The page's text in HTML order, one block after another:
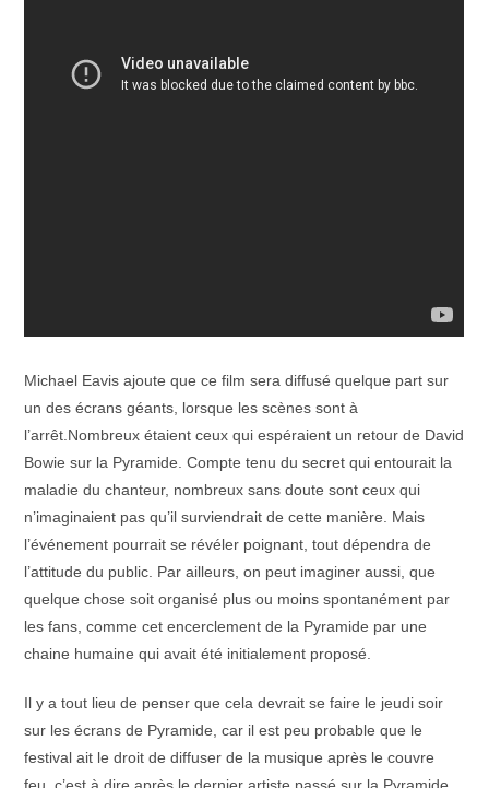
Michael Eavis ajoute que ce film sera diffusé quelque part sur
un des écrans géants, lorsque les scènes sont à
l’arrêt.Nombreux étaient ceux qui espéraient un retour de David
Bowie sur la Pyramide. Compte tenu du secret qui entourait la
maladie du chanteur, nombreux sans doute sont ceux qui
n’imaginaient pas qu’il surviendrait de cette manière. Mais
l’événement pourrait se révéler poignant, tout dépendra de
l’attitude du public. Par ailleurs, on peut imaginer aussi, que
quelque chose soit organisé plus ou moins spontanément par
les fans, comme cet encerclement de la Pyramide par une
chaine humaine qui avait été initialement proposé.
Il y a tout lieu de penser que cela devrait se faire le jeudi soir
sur les écrans de Pyramide, car il est peu probable que le
festival ait le droit de diffuser de la musique après le couvre